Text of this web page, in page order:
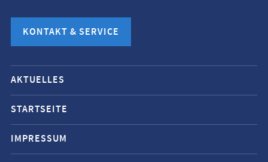
KONTAKT & SERVICE
Mobile-
Service-
Navigation
und
Social
AKTUELLES
STARTSEITE
IMPRESSUM